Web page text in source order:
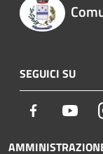
SEGUICI SU
Facebook